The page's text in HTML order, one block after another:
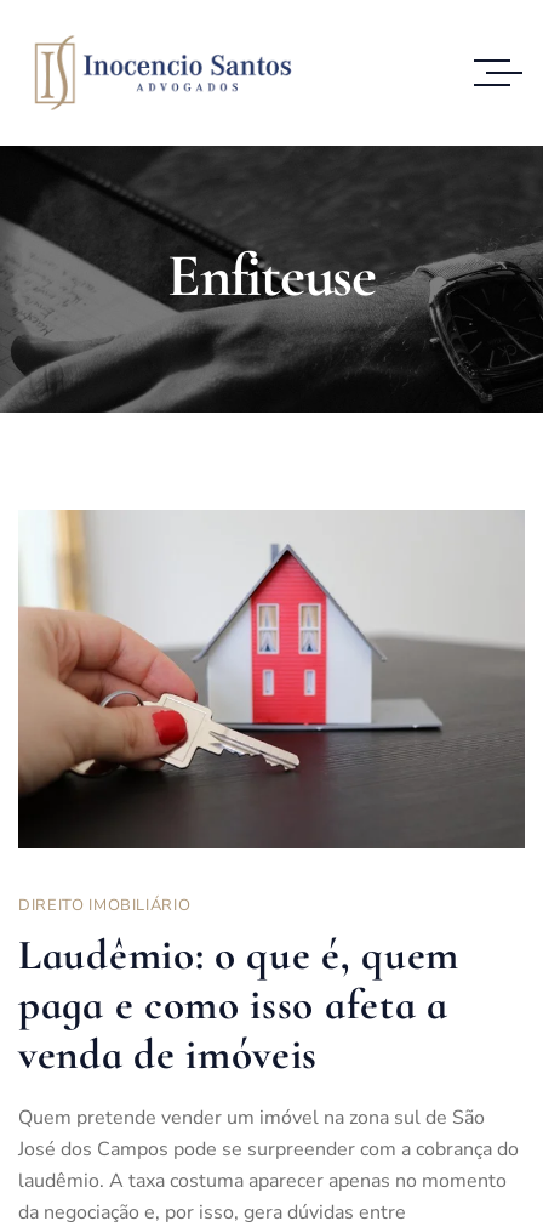
Enfiteuse
DIREITO IMOBILIÁRIO
Laudêmio: o que é, quem
paga e como isso afeta a
venda de imóveis
Quem pretende vender um imóvel na zona sul de São
José dos Campos pode se surpreender com a cobrança do
laudêmio. A taxa costuma aparecer apenas no momento
da negociação e, por isso, gera dúvidas entre